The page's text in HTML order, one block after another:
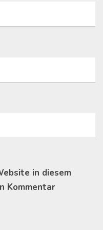
in diesem
Kommentar